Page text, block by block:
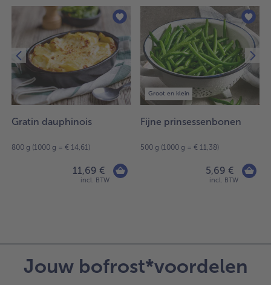
Gratin dauphinois
800 g (1000 g = € 14,61)
11,69 €
incl. BTW
Groot en klein
Fijne prinsessenbonen
500 g (1000 g = € 11,38)
5,69 €
incl. BTW
Jouw bofrost*voordelen